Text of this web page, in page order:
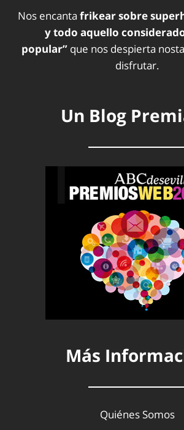
Nos encanta frikear sobre
y todo aquello
popular” que nos despierta
disfrutar.
Un Blog
Más
Quiénes Somos